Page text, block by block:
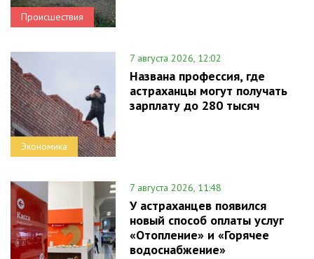
Происшествия
Экономика
7 августа 2026, 12:02
Названа профессия, где
астраханцы могут получать
зарплату до 280 тысяч
7 августа 2026, 11:48
У астраханцев появился
новый способ оплаты услуг
«Отопление» и «Горячее
водоснабжение»